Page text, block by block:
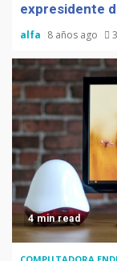
expresidente
alfa 8 años ago
4 min read